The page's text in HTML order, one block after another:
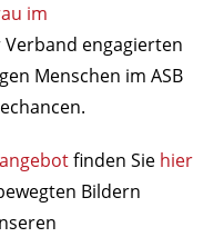
im
engagierten
Menschen im ASB
finden Sie hier
Bildern